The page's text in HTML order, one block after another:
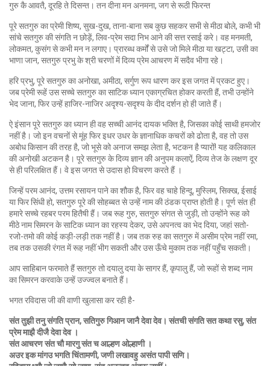
गुरु कै आवतै, दूरहि ते दिसन्त। तन दीना मन अनमना, जग से रूठी फिरन्त
पूरे सतगुरु का प्रेमी शिष्य, सुख-दुख, ताना-बाना सब कुछ सहकर सभी से मीठा बोले, कभी भी
सांचे सतगुरु की संगति न छोड़ें, लिव-प्रेम सदा निभ आने की सत्त रसाई करे। वह मनमती,
लोकमत, कुसंग से कभी मन न लगाए। प्रारब्ध कर्मों से उसे जो मिले मीठा या खट्टा, उसी का
भाणा जान, सतगुरु प्रभु के श्री चरणों में दिव्य प्रेम आचरण में सदैव भीगा रहे।
हरि प्रभु, पूरे सतगुरु का अनोखा, अमीठा, सर्गुण रूप धारण कर इस जगत में प्रकट हुए।
जब प्रेमी रूहें उस सच्चे सतगुरु का साटिक ध्यान एकाग्रचित होकर करती हैं, तभी उन्होंने
भेद जाना, फिर उन्हें हाजिर-नाजिर अदृश्य-सदृश्य के दीद दर्शन हो ही जाते हैं।
ऐ इंसान पूरे सतगुरु का ध्यान ही वह सच्ची आनंद दायक भक्ति है, जिसका कोई साथी हमजोर
नहीं है। जो इन वचनों से मूंह फिर इधर उधर के ज्ञानाधिक कचरों को ढोता है, वह तो उस
अबोध किसान की तरह है, जो भूसे को अनाज समझ लेता है, भटकन है प्यारों! यह कलिकाल
की अनोखी अटकन है। पूरे सतगुरु के दिव्य ज्ञान की अनुपम कलाऐं, दिव्य तेज के लक्षण दूर
से ही परिलक्षित हैं। वे इस जगत से उदास हो विचरण करते हैं ।
जिन्हें परम आनंद, उत्तम रसायन पाने का शौक है, फिर वह चाहे हिन्दू, मुस्लिम, सिक्ख, ईसाई
या फिर सिंधी हो, सतगुरु पूरे की साेहब्बत से उन्हें नाम की ठंडक प्राप्त होती है। पूर्ण संत ही
हमारे सच्चे रहबर परम हितैषी हैं। जब रूह गुरु, सतगुरु संगत से जुड़ी, तो उन्होंने रूह को
मीठे नाम सिमरन के साटिक ध्यान का रहस्य देकर, उसे अपनत्व का भेद दिया, जहां सतो-
रजो-तमो की कोई कड़ी-लड़ी तक नहीं है। जब तक रुह का सतगुरु में असीम प्रेम नहीं रमा,
तब तक उसकी रंगत में रूह नहीं भीग सकती और उस ऊँचे मुकाम तक नहीं पहुँच सकती।
आप साहिबान फरमाते हैं सतगुरु तो दयालु दया के सागर हैं, कृपालु हैं, जो रूहों से शब्द नाम
का सिमरन करवाके उन्हें उज्ज्वल बनाते हैं।
भगत रविदास जी की वाणी खुलासा कर रही है-
संत तुझी तनु संगति प्रान, सतिगुरु गिआन जानै देवा देव। संतची संगति सत कथा रसु, संत
प्रेम माझै दीजै देवा देव ।
संत आचरण संत चौ मारगु संत च आल्हण ओल्हाणी ।
अउर इक मांगउ भगति चिंतामणी, जणी लखावहु असंत पापी सणि।